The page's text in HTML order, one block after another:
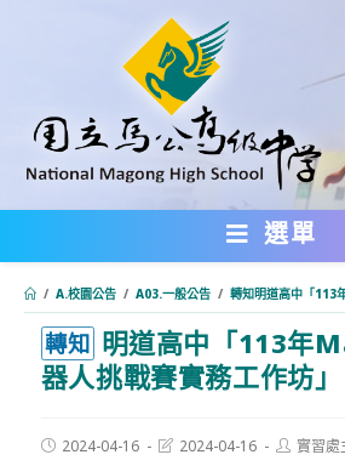
內
選單
/ A.校園公告 / A03.一般公告 / 轉知明道高中「113
轉知 明道高中「113年
器人挑戰賽實務工作坊」
Post2024-04-16
Post2024-04-16
Post實習處